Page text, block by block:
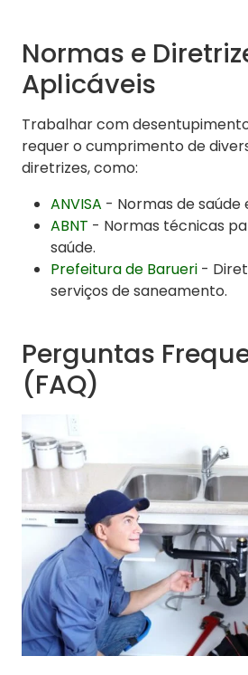
Normas e
Aplicáveis
Trabalhar com
requer o cumprimento de
diretrizes, como:
ANVISA - Normas de saúde
ABNT - Normas técnicas
saúde.
Prefeitura de Barueri -
serviços de saneamento.
Perguntas
(FAQ)